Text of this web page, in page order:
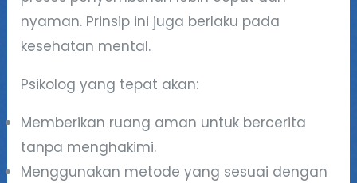
nyaman. Prinsip ini juga berlaku pada
kesehatan mental.
Psikolog yang tepat akan:
Memberikan ruang aman untuk bercerita
tanpa menghakimi.
Menggunakan metode yang sesuai dengan